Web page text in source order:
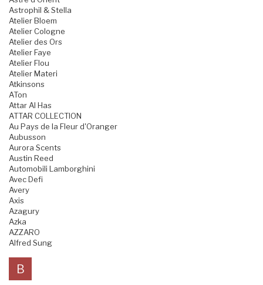
Astrophil & Stella
Atelier Bloem
Atelier Cologne
Atelier des Ors
Atelier Faye
Atelier Flou
Atelier Materi
Atkinsons
ATon
Attar Al Has
ATTAR COLLECTION
Au Pays de la Fleur d'Oranger
Aubusson
Aurora Scents
Austin Reed
Automobili Lamborghini
Avec Defi
Avery
Axis
Azagury
Azka
AZZARO
Alfred Sung
B